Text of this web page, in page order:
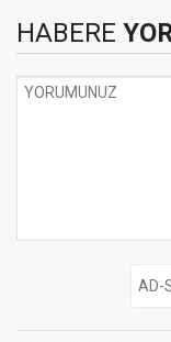
HABERE